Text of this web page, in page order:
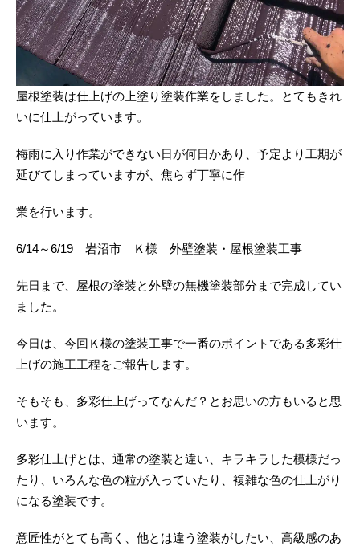
屋根塗装は仕上げの上塗り塗装作業をしました。とてもきれ
いに仕上がっています。
梅雨に入り作業ができない日が何日かあり、予定より工期が
延びてしまっていますが、焦らず丁寧に作
業を行います。
6/14～6/19 岩沼市 Ｋ様 外壁塗装・屋根塗装工事
先日まで、屋根の塗装と外壁の無機塗装部分まで完成してい
ました。
今日は、今回Ｋ様の塗装工事で一番のポイントである多彩仕
上げの施工工程をご報告します。
そもそも、多彩仕上げってなんだ？とお思いの方もいると思
います。
多彩仕上げとは、通常の塗装と違い、キラキラした模様だっ
たり、いろんな色の粒が入っていたり、複雑な色の仕上がり
になる塗装です。
意匠性がとても高く、他とは違う塗装がしたい、高級感のあ